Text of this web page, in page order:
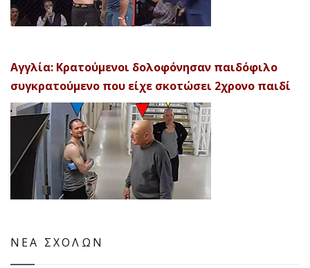
Αγγλία: Κρατούμενοι δολοφόνησαν παιδόφιλο
συγκρατούμενο που είχε σκοτώσει 2χρονο παιδί
ΝΕΑ ΣΧΟΛΩΝ